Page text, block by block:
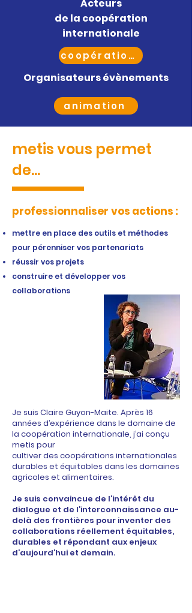
Acteurs
de la coopération
internationale
coopérations
Organisateurs évènements
animation
metis vous permet
de...
professionnaliser vos actions :
mettre en place des outils et méthodes
pour pérenniser vos partenariats
réussir vos projets
construire et développer vos
collaborations
Je suis Claire Guyon-Maite. Après 16
années d’expérience dans le domaine de
la coopération internationale, j’ai conçu
metis pour
cultiver des coopérations internationales
durables et équitables dans les domaines
agricoles et alimentaires.
Je suis convaincue de l’intérêt du
dialogue et de l’interconnaissance au-
delà des frontières pour inventer des
collaborations réellement équitables,
durables et répondant aux enjeux
d’aujourd’hui et demain.